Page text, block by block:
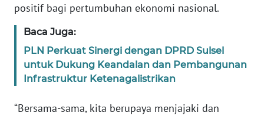
positif bagi pertumbuhan ekonomi nasional.
Baca Juga:
PLN Perkuat Sinergi dengan DPRD Sulsel
untuk Dukung Keandalan dan Pembangunan
Infrastruktur Ketenagalistrikan
“Bersama-sama, kita berupaya menjajaki dan
BANTEN
WN
NTT